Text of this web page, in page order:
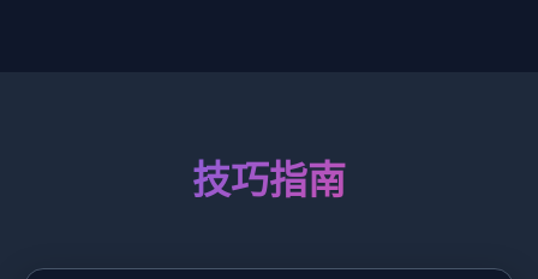
技巧指南